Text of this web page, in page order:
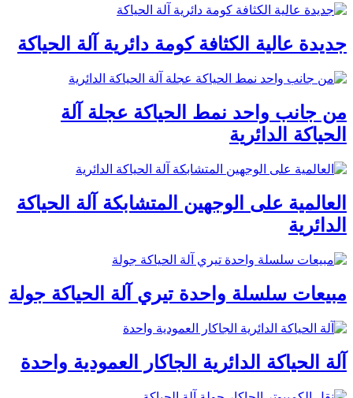
جديدة عالية الكثافة كومة دائرية آلة الحياكة
من جانب واحد نمط الحياكة عجلة آلة
الحياكة الدائرية
العالمية على الوجهين المتشابكة آلة الحياكة
الدائرية
مبيعات سلسلة واحدة تيري آلة الحياكة جولة
آلة الحياكة الدائرية الجاكار العمودية واحدة